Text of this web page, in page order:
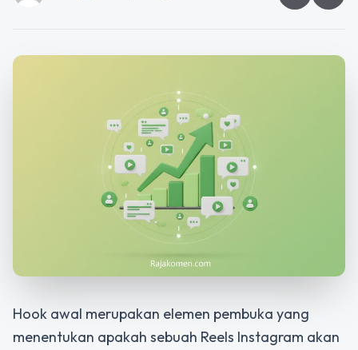
Hook awal merupakan elemen pembuka yang
menentukan apakah sebuah Reels Instagram akan